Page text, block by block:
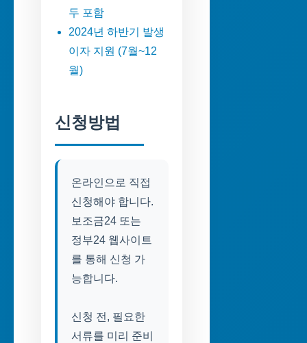
두 포함
2024년 하반기 발생
이자 지원 (7월~12
월)
신청방법
온라인으로 직접
신청해야 합니다.
보조금24 또는
정부24 웹사이트
를 통해 신청 가
능합니다.
신청 전, 필요한
서류를 미리 준비